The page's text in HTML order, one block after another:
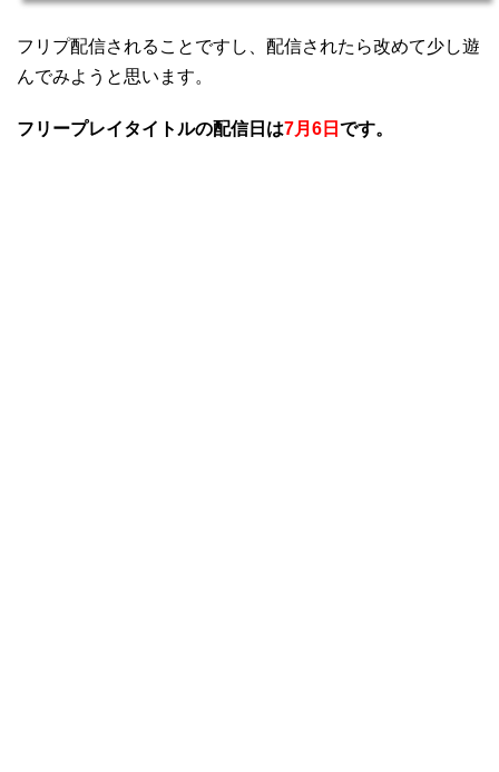
フリプ配信されることですし、配信されたら改めて少し遊
んでみようと思います。
フリープレイタイトルの配信日は7月6日 です。